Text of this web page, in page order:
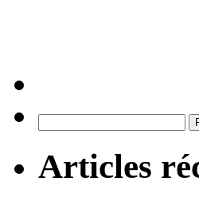
Articles